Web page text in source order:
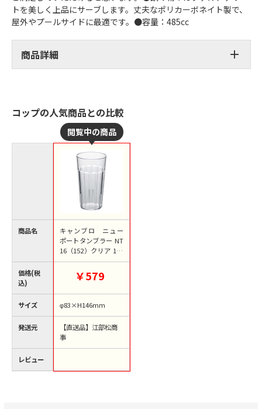
トを美しく上品にサーブします。丈夫なポリカーボネイト製で、
屋外やプールサイドに最適です。●容量：485cc
商品詳細
コップの人気商品との比較
商品名
価格(税
込)
サイズ
発送元
レビュー
キャンブロ ニュー
ポートタンブラー NT
16（152）クリア 1個
（ご注文単位1個）
【直送品】￥579
φ83×H146mm
【直送品】江部松商
事